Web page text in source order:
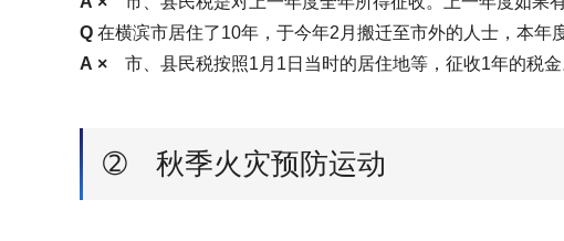
Q 在横滨市居住了10年，于今年2月搬迁至市外的人士，本年
A × 市、县民税按照1月1日当时的居住地等，征收1年的税金
➁ 秋季火灾预防运动